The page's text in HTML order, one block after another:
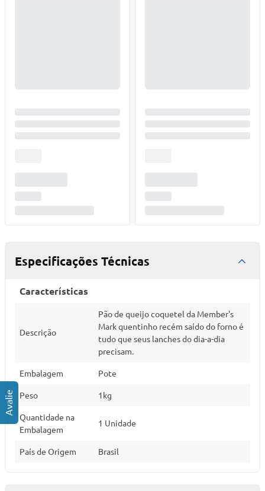
Especificações Técnicas
Características
Descrição
Pão de queijo coquetel da Member's
Mark quentinho recém saído do forno é
tudo que seus lanches do dia-a-dia
precisam.
Embalagem Pote
Peso 1kg
Quantidade na
Embalagem
1 Unidade
País de Origem Brasil